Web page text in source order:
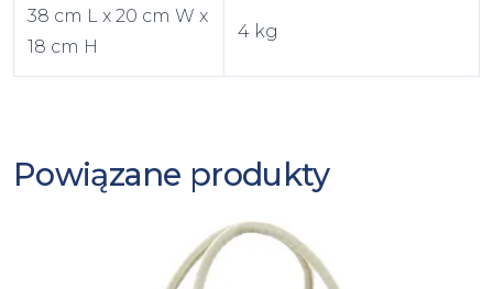
38 cm L x 20 cm W x
18 cm H
4 kg
Powiązane produkty